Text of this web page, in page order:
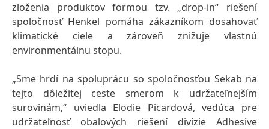
zloženia produktov formou tzv. „drop‑in“ riešení
spoločnosť Henkel pomáha zákazníkom dosahovať
klimatické ciele a zároveň znižuje vlastnú
environmentálnu stopu.
„Sme hrdí na spoluprácu so spoločnosťou Sekab na
tejto dôležitej ceste smerom k udržateľnejším
surovinám,“ uviedla Elodie Picardová, vedúca pre
udržateľnosť obalových riešení divízie Adhesive